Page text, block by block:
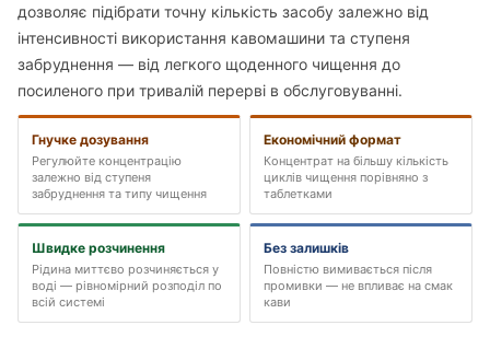
дозволяє підібрати точну кількість засобу залежно від
інтенсивності використання кавомашини та ступеня
забруднення — від легкого щоденного чищення до
посиленого при тривалій перерві в обслуговуванні.
Гнучке дозування
Регулюйте концентрацію
залежно від ступеня
забруднення та типу чищення
Економічний формат
Концентрат на більшу кількість
циклів чищення порівняно з
таблетками
Швидке розчинення
Рідина миттєво розчиняється у
воді — рівномірний розподіл по
всій системі
Без залишків
Повністю вимивається після
промивки — не впливає на смак
кави